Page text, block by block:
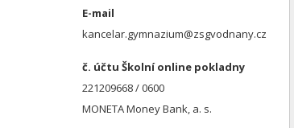
E-mail
kancelar.gymnazium@zsgvodnany.cz
č. účtu Školní online pokladny
221209668 / 0600
MONETA Money Bank, a. s.